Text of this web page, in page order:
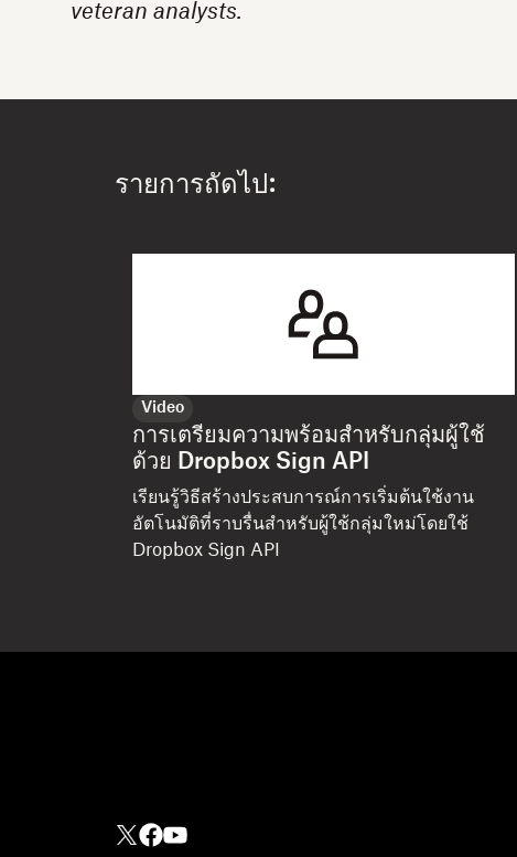
veteran analysts.
รายการถัดไป:
Video
การเตรียมความพร้อมสำหรับกลุ่มผู้ใช้
ด้วย Dropbox Sign API
เรียนรู้วิธีสร้างประสบการณ์การเริ่มต้นใช้งาน
อัตโนมัติที่ราบรื่นสำหรับผู้ใช้กลุ่มใหม่โดยใช้
Dropbox Sign API